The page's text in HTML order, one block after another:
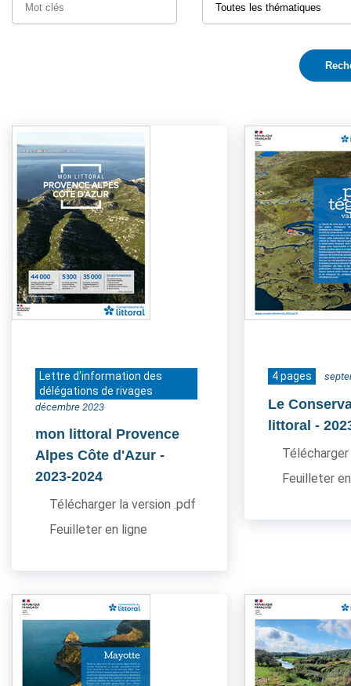
Lettre d'information des
délégations de rivages
décembre 2023
mon littoral Provence
Alpes Côte d'Azur -
2023-2024
Télécharger la version .pdf
Feuilleter en ligne
4 pages
Le
littoral-
Feuilleter